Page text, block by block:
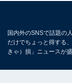
国内外のSNSで話題の
だけでちょっと得する
きゃ）損」ニュースが